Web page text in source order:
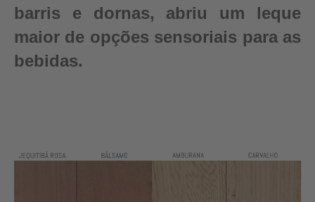
barris e dornas, abriu um leque
maior de opções sensoriais para as
bebidas.